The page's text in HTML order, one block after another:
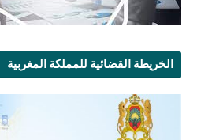
الخريطة القضائية للمملكة المغربية